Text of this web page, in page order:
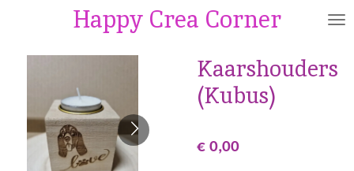
naar
hoofdinhoud
Happy Crea Corner
Kaarshouders
(Kubus)
€ 0,00